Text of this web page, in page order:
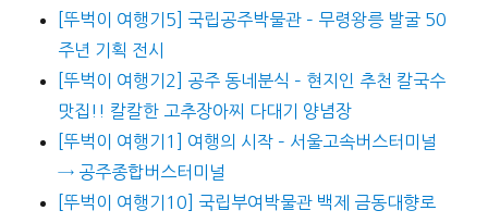
[뚜벅이 여행기5] 국립공주박물관 – 무령왕릉 발굴 50
주년 기획 전시
[뚜벅이 여행기2] 공주 동네분식 – 현지인 추천 칼국수
맛집!! 칼칼한 고추장아찌 다대기 양념장
[뚜벅이 여행기1] 여행의 시작 – 서울고속버스터미널
→ 공주종합버스터미널
[뚜벅이 여행기10] 국립부여박물관 백제 금동대향로